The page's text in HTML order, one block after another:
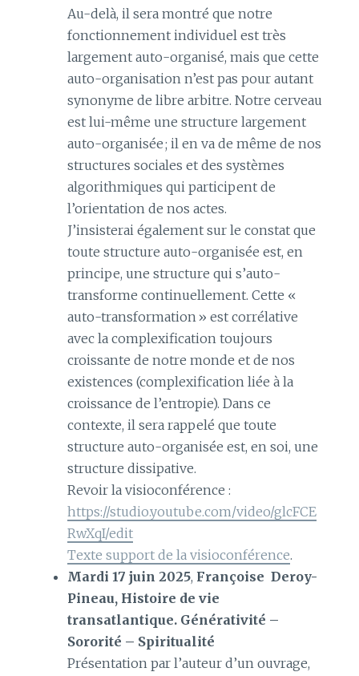
Au-delà, il sera montré que notre
fonctionnement individuel est très
largement auto-organisé, mais que cette
auto-organisation n’est pas pour autant
synonyme de libre arbitre. Notre cerveau
est lui-même une structure largement
auto-organisée ; il en va de même de nos
structures sociales et des systèmes
algorithmiques qui participent de
l’orientation de nos actes.
J’insisterai également sur le constat que
toute structure auto-organisée est, en
principe, une structure qui s’auto-
transforme continuellement. Cette «
auto-transformation » est corrélative
avec la complexification toujours
croissante de notre monde et de nos
existences (complexification liée à la
croissance de l’entropie). Dans ce
contexte, il sera rappelé que toute
structure auto-organisée est, en soi, une
structure dissipative.
Revoir la visioconférence :
https://studio.youtube.com/video/glcFCE
RwXqI/edit
Texte support de la visioconférence.
Mardi 17 juin 2025, Françoise Deroy-
Pineau, Histoire de vie
transatlantique. Générativité –
Sororité – Spiritualité
Présentation par l’auteur d’un ouvrage,